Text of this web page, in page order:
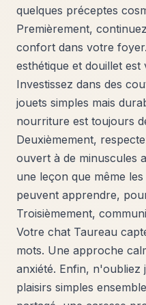
quelques préceptes
Premièrement,
confort dans votre
esthétique et douillet
Investissez dans des
jouets simples mais
nourriture est toujours
Deuxièmement,
ouvert à de minuscules
une leçon que même
peuvent apprendre,
Troisièmement,
Votre chat Taureau
mots. Une approche
anxiété. Enfin, n'oubliez
plaisirs simples